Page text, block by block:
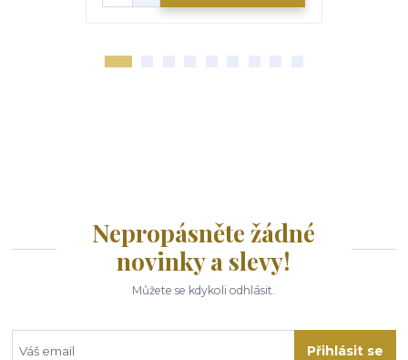
Nepropásněte žádné
novinky a slevy!
Můžete se kdykoli odhlásit.
Přihlásit se